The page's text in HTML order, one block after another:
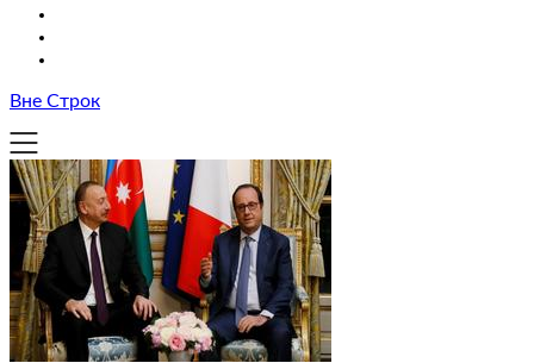
Вне Строк